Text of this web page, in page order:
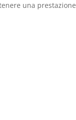
una prestazione